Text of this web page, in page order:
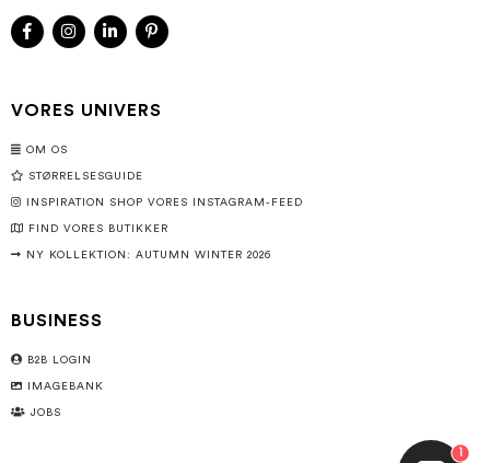
VORES UNIVERS
OM OS
STØRRELSESGUIDE
INSPIRATION SHOP VORES INSTAGRAM-FEED
FIND VORES BUTIKKER
NY KOLLEKTION: AUTUMN WINTER 2026
BUSINESS
B2B LOGIN
IMAGEBANK
JOBS
1